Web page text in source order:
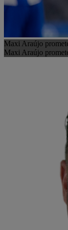
Maxi Araújo
Maxi Araújo